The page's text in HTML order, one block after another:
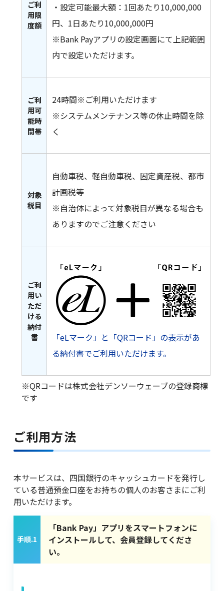
ご利
用限
度額
・設定可能最大額：1回あたり10,000,000
円、1日あたり10,000,000円
※Bank Payアプリの設定画面にて上記範囲
内で設定いただけます。
ご利
用可
能時
間帯
24時間※ご利用いただけます
※システムメンテナンス等の休止時間を除
く
対象
税目
自動車税、軽自動車税、固定資産税、都市
計画税等
※自治体によって対象税目が異なる場合も
ありますのでご注意ください
ご利
用い
ただ
ける
納付
書
「eLマーク」と「QRコード」の表示があ
る納付書でご利用いただけます。
※QRコードは株式会社デンソーウェーブの登録商標
です
ご利用方法
本サービスは、四国銀行のキャッシュカードを発行し
ている普通預金口座をお持ちの個人のお客さまにご利
用いただけます。
手順.1
「Bank Pay」アプリをスマートフォンに
インストールして、会員登録してくださ
い。